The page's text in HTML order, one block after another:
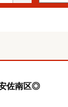
佐南区◎